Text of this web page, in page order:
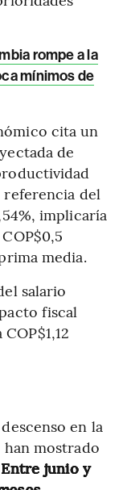
rompe a la
mínimos de
cita un
de
referencia del
implicaría
media.
salario
fiscal
en la
mostrado
Entre junio y